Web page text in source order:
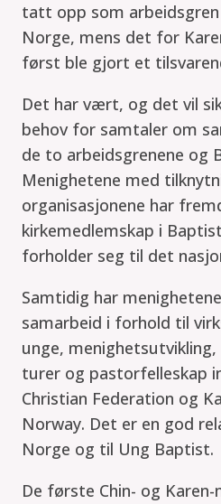
tatt opp som
Norge, mens det for
først ble gjort et
Det har vært, og det vil
behov for samtaler om
de to arbeidsgrenene og
Menighetene med
organisasjonene har
kirkemedlemskap i
forholder seg til det
Samtidig har
samarbeid i forhold til
unge,
turer og pastorfelleskap
Christian Federation og
Norway. Det er en god
Norge og til Ung Baptist.
De første Chin- og